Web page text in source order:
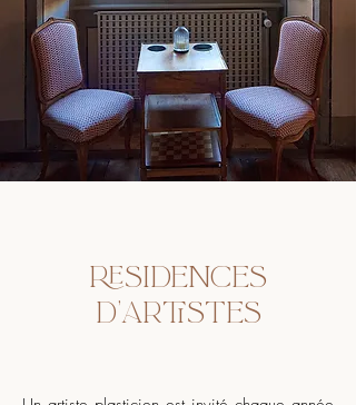
RESIDENCES
D'ARTISTES